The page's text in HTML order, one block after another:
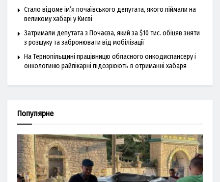
Стало відоме ім’я почаївського депутата, якого піймали на
великому хабарі у Києві
Затримали депутата з Почаєва, який за $10 тис. обіцяв зняти
з розшуку та забронювати від мобілізації
На Тернопільщині працівницю обласного онкодиспансеру і
онкологиню райлікарні підозрюють в отриманні хабаря
Популярне